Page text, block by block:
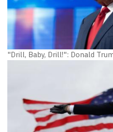
"Drill, Baby, Drill!": Donald